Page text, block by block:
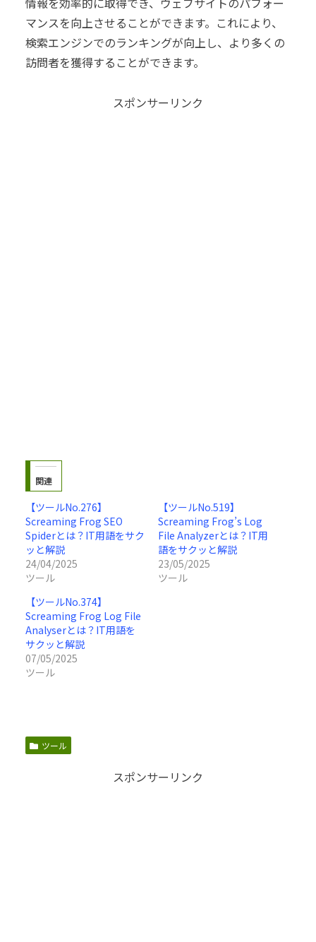
マンスを向上させることができます。これにより、
検索エンジンでのランキングが向上し、より多くの
訪問者を獲得することができます。
スポンサーリンク
関連
【ツールNo.276】
Screaming Frog SEO
Spiderとは？IT用語をサク
ッと解説
24/04/2025
ツール
【ツールNo.519】
Screaming Frog’s Log
File Analyzerとは？IT用
語をサクッと解説
23/05/2025
ツール
【ツールNo.374】
Screaming Frog Log File
Analyserとは？IT用語を
サクッと解説
07/05/2025
ツール
ツール
スポンサーリンク